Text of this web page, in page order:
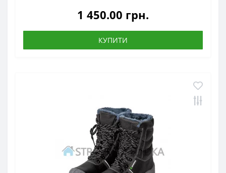
1 450.00 грн.
КУПИТИ